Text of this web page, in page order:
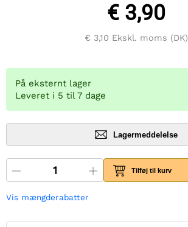
€ 3,90
€ 3,10 Ekskl. moms (DK)
På eksternt lager
Leveret i 5 til 7 dage
Lagermeddelelse
Tilføj til kurv
Vis mængderabatter